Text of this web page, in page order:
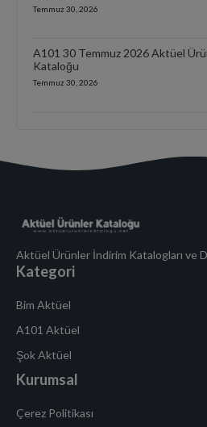
Temmuz 30, 2026
A101 30 Temmuz 2026 Aktüel
Kataloğu
Temmuz 30, 2026
Aktüel Ürünler İndirim Katalogları ve
Kategori
Bim Aktüel
A101 Aktüel
Şok Aktüel
Kurumsal
Çerez Politikası